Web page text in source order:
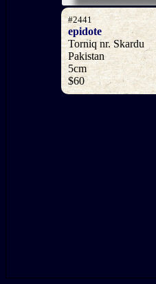
#2441
epidote
Torniq nr. Skardu
Pakistan
5cm
$60